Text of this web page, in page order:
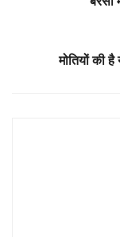
मोतियों की